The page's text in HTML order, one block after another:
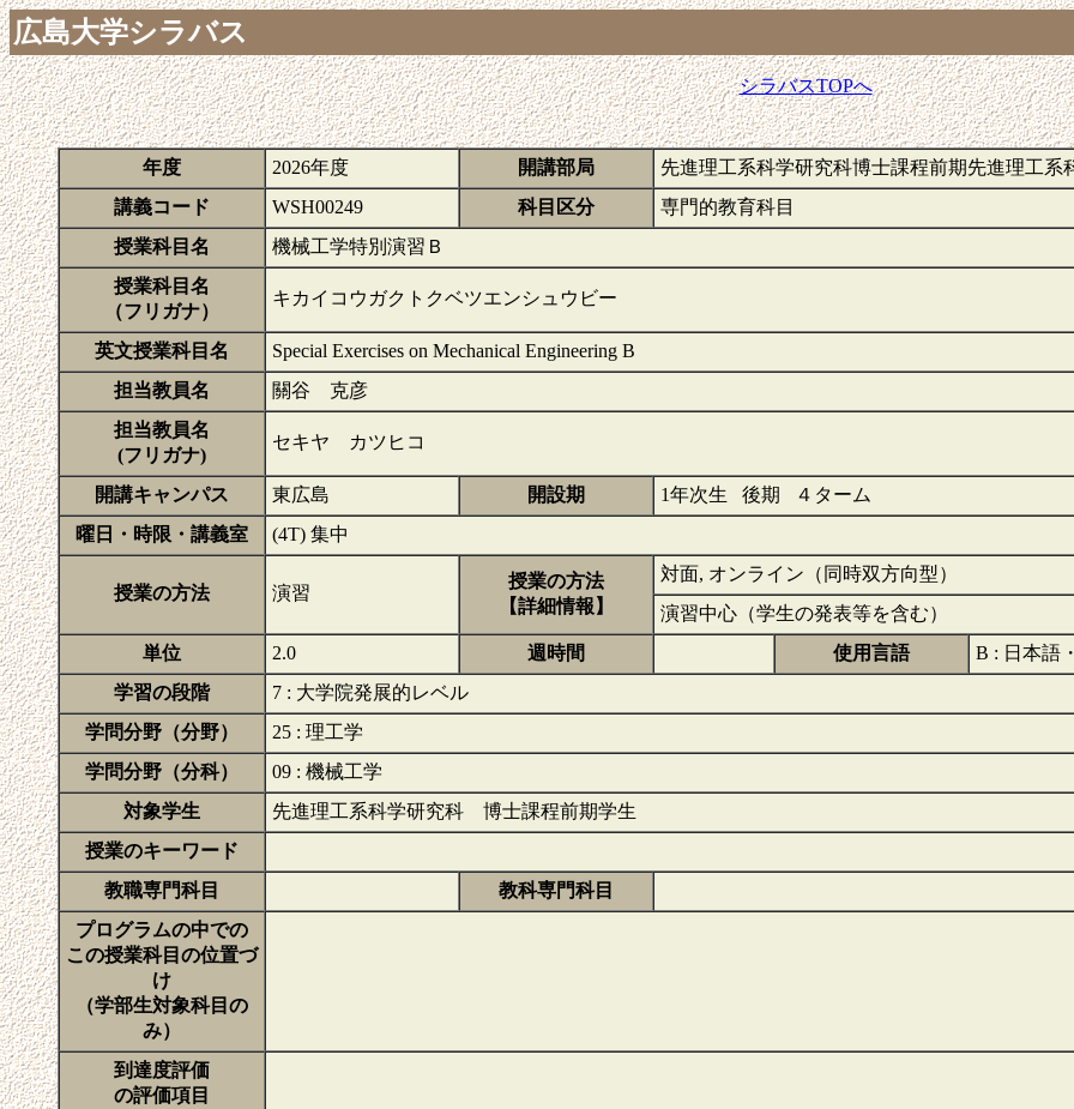
広島大学シラバス
シラバスTOPへ
年度 2026年度 開講部局
先進理工系科学研究科博士課程前期先進理工系
講義コード
WSH00249 科目区分
専門的教育科目
授業科目名
機械工学特別演習Ｂ
授業科目名
（フリガナ）
キカイコウガクトクベツエンシュウビー
英文授業科目名
Special Exercises on Mechanical Engineering B
担当教員名
關谷 克彦
担当教員名
(フリガナ)
セキヤ カツヒコ
開講キャンパス 東広島 開設期
1年次生 後期 ４ターム
曜日・時限・講義室
(4T) 集中
授業の方法 演習
授業の方法
【詳細情報】
対面, オンライン（同時双方向型）
演習中心（学生の発表等を含む）
単位
2.0 週時間 使用言語
B : 日本語
学習の段階
7 : 大学院発展的レベル
学問分野（分野）
25 : 理工学
学問分野（分科）
09 : 機械工学
対象学生
先進理工系科学研究科 博士課程前期学生
授業のキーワード
教職専門科目
教科専門科目
プログラムの中での
この授業科目の位置づ
け
（学部生対象科目の
み）
到達度評価
の評価項目